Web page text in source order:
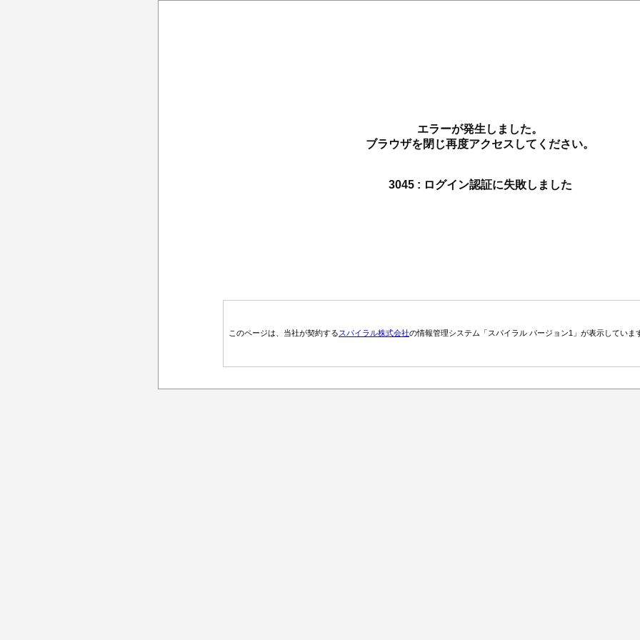
エラーが発生しました。
ブラウザを閉じ再度アクセスしてください。
3045 : ログイン認証に失敗しました
このページは、当社が契約するスパイラル株式会社の情報管理システム「スパイラル バージョン1」が表示していま